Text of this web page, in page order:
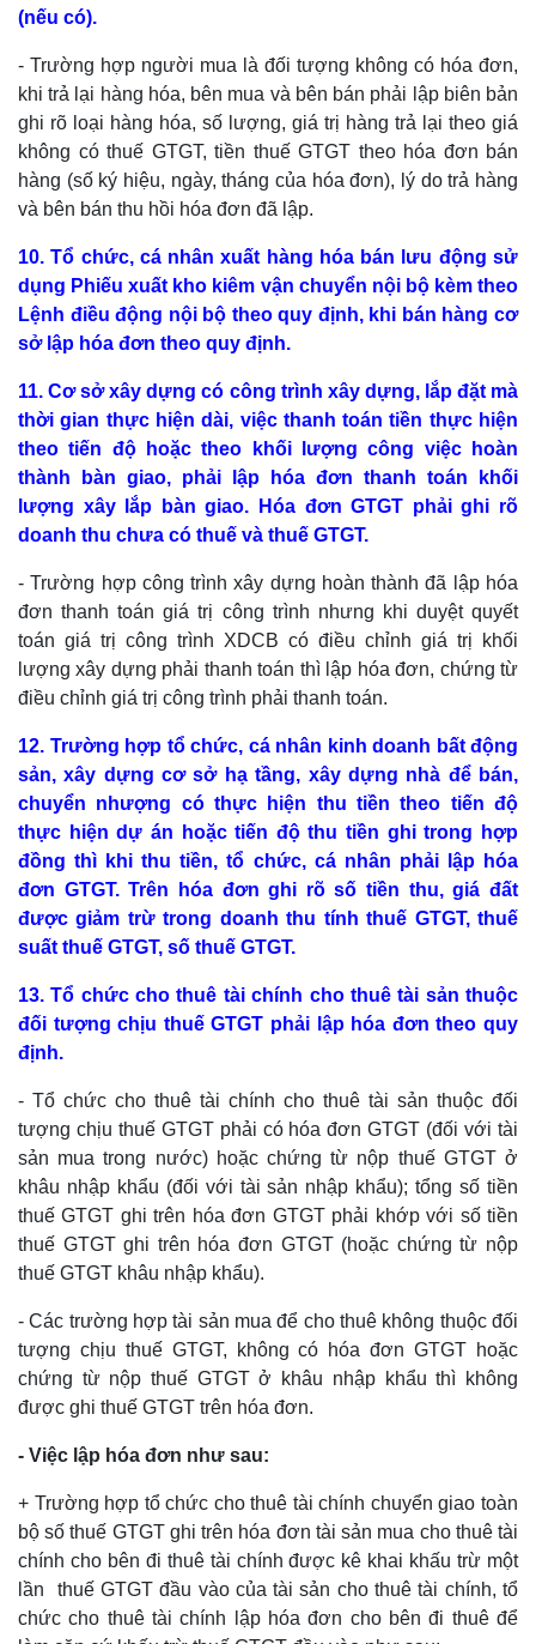
(nếu có).
- Trường hợp người mua là đối tượng không có hóa đơn,
khi trả lại hàng hóa, bên mua và bên bán phải lập biên bản
ghi rõ loại hàng hóa, số lượng, giá trị hàng trả lại theo giá
không có thuế GTGT, tiền thuế GTGT theo hóa đơn bán
hàng (số ký hiệu, ngày, tháng của hóa đơn), lý do trả hàng
và bên bán thu hồi hóa đơn đã lập.
10. Tổ chức, cá nhân xuất hàng hóa bán lưu động sử
dụng Phiếu xuất kho kiêm vận chuyển nội bộ kèm theo
Lệnh điều động nội bộ theo quy định, khi bán hàng cơ
sở lập hóa đơn theo quy định.
11. Cơ sở xây dựng có công trình xây dựng, lắp đặt mà
thời gian thực hiện dài, việc thanh toán tiền thực hiện
theo tiến độ hoặc theo khối lượng công việc hoàn
thành bàn giao, phải lập hóa đơn thanh toán khối
lượng xây lắp bàn giao. Hóa đơn GTGT phải ghi rõ
doanh thu chưa có thuế và thuế GTGT.
- Trường hợp công trình xây dựng hoàn thành đã lập hóa
đơn thanh toán giá trị công trình nhưng khi duyệt quyết
toán giá trị công trình XDCB có điều chỉnh giá trị khối
lượng xây dựng phải thanh toán thì lập hóa đơn, chứng từ
điều chỉnh giá trị công trình phải thanh toán.
12. Trường hợp tổ chức, cá nhân kinh doanh bất động
sản, xây dựng cơ sở hạ tầng, xây dựng nhà để bán,
chuyển nhượng có thực hiện thu tiền theo tiến độ
thực hiện dự án hoặc tiến độ thu tiền ghi trong hợp
đồng thì khi thu tiền, tổ chức, cá nhân phải lập hóa
đơn GTGT. Trên hóa đơn ghi rõ số tiền thu, giá đất
được giảm trừ trong doanh thu tính thuế GTGT, thuế
suất thuế GTGT, số thuế GTGT.
13. Tổ chức cho thuê tài chính cho thuê tài sản thuộc
đối tượng chịu thuế GTGT phải lập hóa đơn theo quy
định.
- Tổ chức cho thuê tài chính cho thuê tài sản thuộc đối
tượng chịu thuế GTGT phải có hóa đơn GTGT (đối với tài
sản mua trong nước) hoặc chứng từ nộp thuế GTGT ở
khâu nhập khẩu (đối với tài sản nhập khẩu); tổng số tiền
thuế GTGT ghi trên hóa đơn GTGT phải khớp với số tiền
thuế GTGT ghi trên hóa đơn GTGT (hoặc chứng từ nộp
thuế GTGT khâu nhập khẩu).
- Các trường hợp tài sản mua để cho thuê không thuộc đối
tượng chịu thuế GTGT, không có hóa đơn GTGT hoặc
chứng từ nộp thuế GTGT ở khâu nhập khẩu thì không
được ghi thuế GTGT trên hóa đơn.
- Việc lập hóa đơn như sau:
+ Trường hợp tổ chức cho thuê tài chính chuyển giao toàn
bộ số thuế GTGT ghi trên hóa đơn tài sản mua cho thuê tài
chính cho bên đi thuê tài chính được kê khai khấu trừ một
lần thuế GTGT đầu vào của tài sản cho thuê tài chính, tổ
chức cho thuê tài chính lập hóa đơn cho bên đi thuê để